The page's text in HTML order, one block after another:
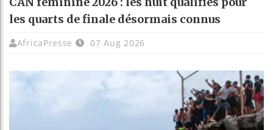
les quarts de finale désormais connus
AfricaPresse 07 Aug 2026